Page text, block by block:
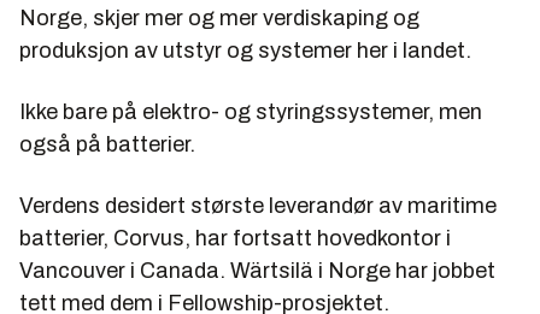
Norge, skjer mer og mer verdiskaping og
produksjon av utstyr og systemer her i landet.
Ikke bare på elektro- og styringssystemer, men
også på batterier.
Verdens desidert største leverandør av maritime
batterier, Corvus, har fortsatt hovedkontor i
Vancouver i Canada. Wärtsilä i Norge har jobbet
tett med dem i Fellowship-prosjektet.